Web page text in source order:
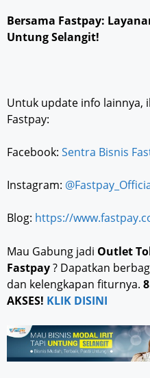
Bersama Fastpay:
Untung Selangit!
Untuk update info lainnya,
Fastpay:
Facebook: Sentra Bisnis
Instagram:
Blog: https://
Mau Gabung jadi Outlet
Fastpay? Dapatkan
dan kelengkapan fiturnya.
AKSES! KLIK DISINI